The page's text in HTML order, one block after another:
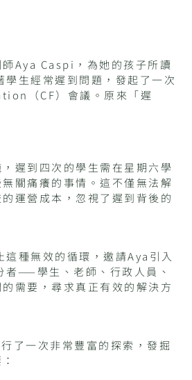
Aya Caspi，為她的孩子所讀
生經常遲到問題，發起了一次
（CF）會議。原來「遲
遲到四次的學生需在星期六學
關痛癢的事情。這不僅無法解
運營成本，忽視了遲到背後的
種無效的循環，邀請Aya引入
者——學生、老師、行政人員、
需要，尋求真正有效的解決方
了一次非常豐富的探索，發掘